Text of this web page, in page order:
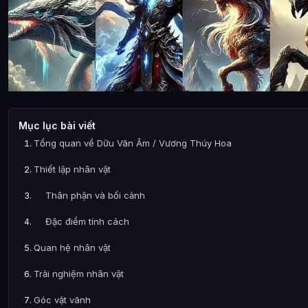
Mục lục bài viết
Tổng quan về Dữu Vãn Âm / Vương Thúy Hoa
Thiết lập nhân vật
Thân phận và bối cảnh
Đặc điểm tính cách
Quan hệ nhân vật
Trải nghiệm nhân vật
Góc vặt vãnh